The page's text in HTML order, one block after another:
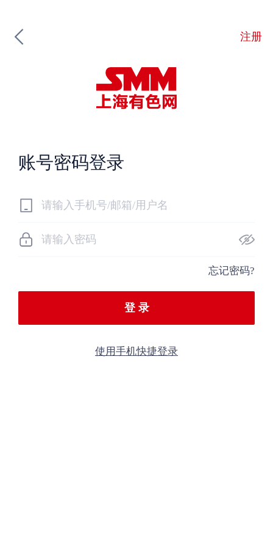
注册
账号密码登录
忘记密码?
登 录
使用手机快捷登录